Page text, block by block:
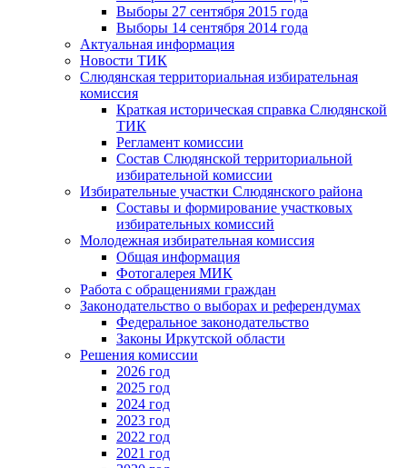
Выборы 27 сентября 2015 года
Выборы 14 сентября 2014 года
Актуальная информация
Новости ТИК
Слюдянская территориальная избирательная
комиссия
Краткая историческая справка Слюдянской
ТИК
Регламент комиссии
Состав Слюдянской территориальной
избирательной комиссии
Избирательные участки Слюдянского района
Составы и формирование участковых
избирательных комиссий
Молодежная избирательная комиссия
Общая информация
Фотогалерея МИК
Работа с обращениями граждан
Законодательство о выборах и референдумах
Федеральное законодательство
Законы Иркутской области
Решения комиссии
2026 год
2025 год
2024 год
2023 год
2022 год
2021 год